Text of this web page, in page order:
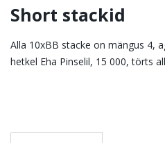
Short stackid
Alla 10xBB stacke on mängus 4,
hetkel Eha Pinselil, 15 000, törts